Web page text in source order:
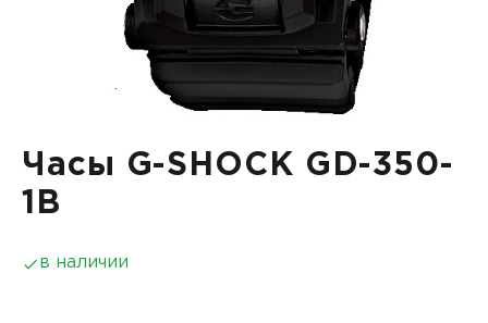
Часы G-SHOCK GD-350-
1B
в наличии